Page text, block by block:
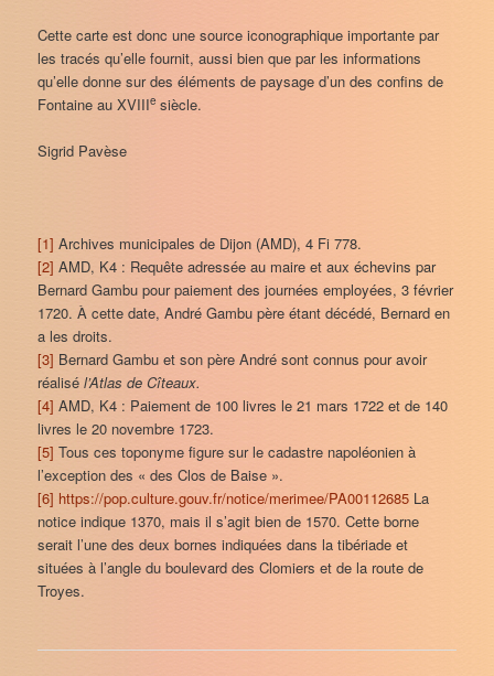
Cette carte est donc une source iconographique importante par
les tracés qu’elle fournit, aussi bien que par les informations
qu’elle donne sur des éléments de paysage d’un des confins de
Fontaine au XVIIIe siècle.
Sigrid Pavèse
[1] Archives municipales de Dijon (AMD), 4 Fi 778.
[2] AMD, K4 : Requête adressée au maire et aux échevins par
Bernard Gambu pour paiement des journées employées, 3 février
1720. À cette date, André Gambu père étant décédé, Bernard en
a les droits.
[3] Bernard Gambu et son père André sont connus pour avoir
réalisél’Atlas de Cîteaux.
[4] AMD, K4 : Paiement de 100 livres le 21 mars 1722 et de 140
livres le 20 novembre 1723.
[5] Tous ces toponyme figure sur le cadastre napoléonien à
l’exception des « des Clos de Baise ».
[6] https://pop.culture.gouv.fr/notice/merimee/PA00112685 La
notice indique 1370, mais il s’agit bien de 1570. Cette borne
serait l’une des deux bornes indiquées dans la tibériade et
situées à l’angle du boulevard des Clomiers et de la route de
Troyes.